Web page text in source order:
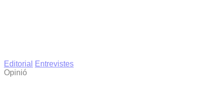
Editorial
Entrevistes
Opinió